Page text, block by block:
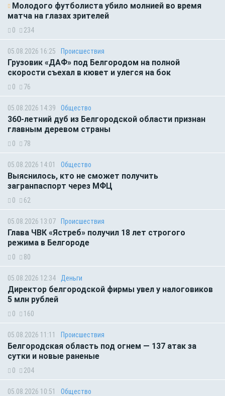
Молодого футболиста убило молнией во время
матча на глазах зрителей
0 234
05.08.2026 16:25 Происшествия
Грузовик «ДАФ» под Белгородом на полной
скорости съехал в кювет и улегся на бок
0 76
05.08.2026 14:39 Общество
360-летний дуб из Белгородской области признан
главным деревом страны
0 78
05.08.2026 14:01 Общество
Выяснилось, кто не сможет получить
загранпаспорт через МФЦ
0 62
05.08.2026 13:07 Происшествия
Глава ЧВК «Ястреб» получил 18 лет строгого
режима в Белгороде
0 80
05.08.2026 12:34 Деньги
Директор белгородской фирмы увел у налоговиков
5 млн рублей
0 160
05.08.2026 11:11 Происшествия
Белгородская область под огнем — 137 атак за
сутки и новые раненые
0 204
05.08.2026 10:51 Общество